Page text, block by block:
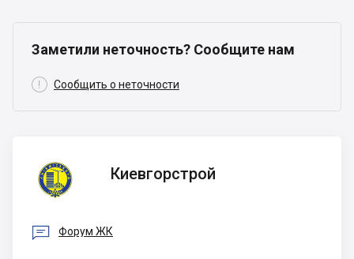
Заметили неточность? Сообщите нам
 Сообщить о неточности
Киевгорстрой
Киевгорстрой
 Форум ЖК